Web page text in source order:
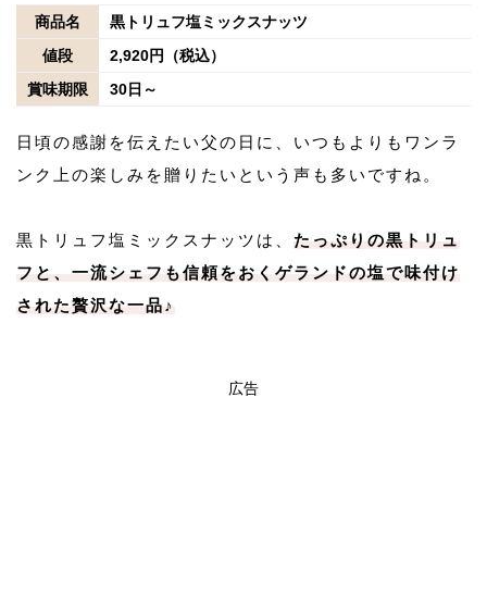
商品名
黒トリュフ塩ミックスナッツ
値段
2,920円（税込）
賞味期限
30日～
日頃の感謝を伝えたい父の日に、いつもよりもワンラ
ンク上の楽しみを贈りたいという声も多いですね。
黒トリュフ塩ミックスナッツは、 たっぷりの黒トリュ
フと、一流シェフも信頼をおくゲランドの塩で味付け
された贅沢な一品♪
広告